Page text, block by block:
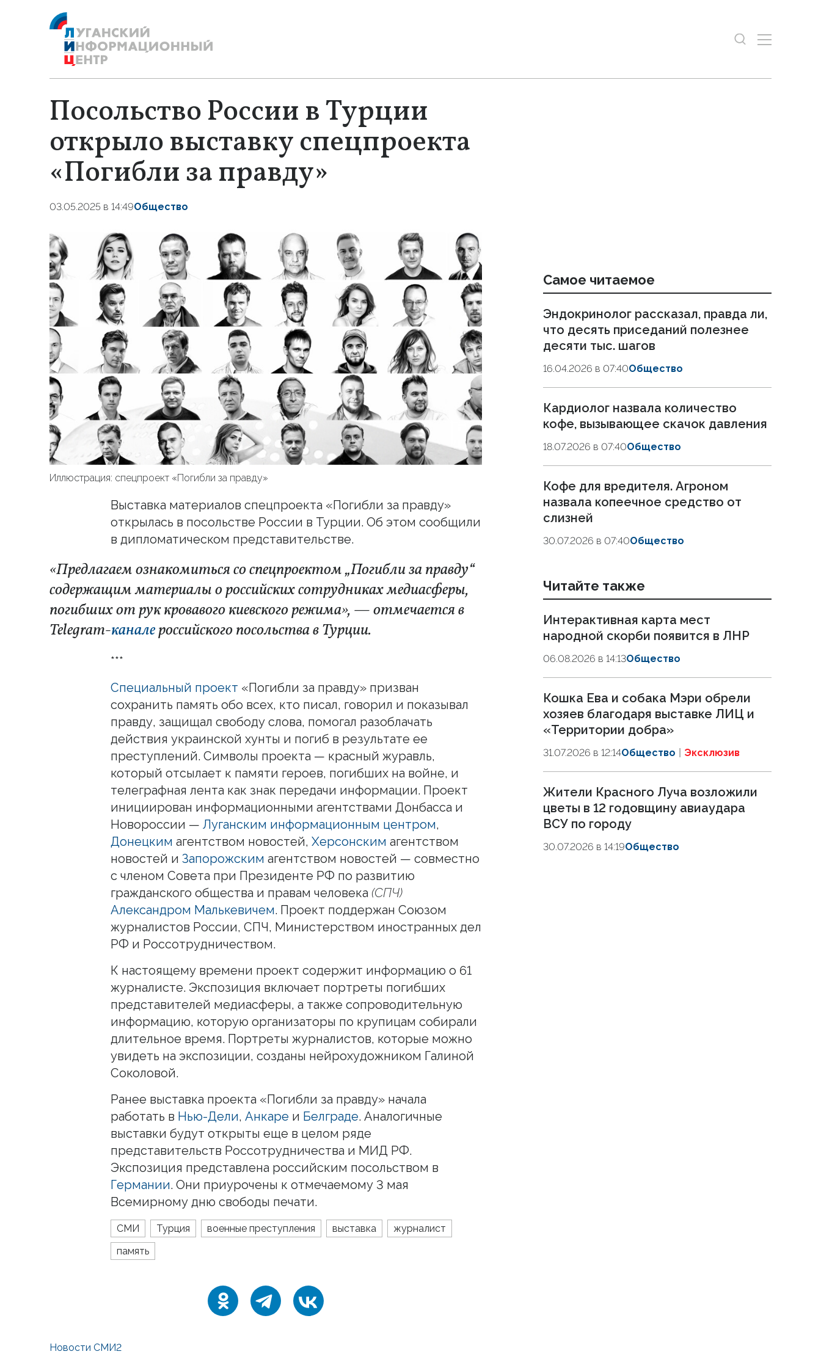
Посольство России в Турции
открыло выставку спецпроекта
«Погибли за правду»
03.05.2025 в 14:49Общество
Иллюстрация: спецпроект «Погибли за правду»
Выставка материалов спецпроекта «Погибли за правду»
открылась в посольстве России в Турции. Об этом сообщили
в дипломатическом представительстве.
«Предлагаем ознакомиться со спецпроектом „Погибли за правду“
содержащим материалы о российских сотрудниках медиасферы,
погибших от рук кровавого киевского режима», — отмечается в
Telegram-каналероссийского посольства в Турции.
***
Специальный проект «Погибли за правду» призван
сохранить память обо всех, кто писал, говорил и показывал
правду, защищал свободу слова, помогал разоблачать
действия украинской хунты и погиб в результате ее
преступлений. Символы проекта — красный журавль,
который отсылает к памяти героев, погибших на войне, и
телеграфная лента как знак передачи информации. Проект
инициирован информационными агентствами Донбасса и
Новороссии — Луганским информационным центром,
Донецким агентством новостей, Херсонским агентством
новостей и Запорожским агентством новостей — совместно
с членом Совета при Президенте РФ по развитию
гражданского общества и правам человека (СПЧ)
Александром Малькевичем. Проект поддержан Союзом
журналистов России, СПЧ, Министерством иностранных дел
РФ и Россотрудничеством.
К настоящему времени проект содержит информацию о 61
журналисте. Экспозиция включает портреты погибших
представителей медиасферы, а также сопроводительную
информацию, которую организаторы по крупицам собирали
длительное время. Портреты журналистов, которые можно
увидеть на экспозиции, созданы нейрохудожником Галиной
Соколовой.
Ранее выставка проекта «Погибли за правду» начала
работать в Нью-Дели, Анкаре и Белграде. Аналогичные
выставки будут открыты еще в целом ряде
представительств Россотрудничества и МИД РФ.
Экспозиция представлена российским посольством в
Германии. Они приурочены к отмечаемому 3 мая
Всемирному дню свободы печати.
СМИ Турция военные преступления выставка
журналист
память
Самое читаемое
Эндокринолог рассказал, правда ли,
что десять приседаний полезнее
десяти тыс. шагов
16.04.2026 в 07:40Общество
Кардиолог назвала количество
кофе, вызывающее скачок давления
18.07.2026 в 07:40Общество
Кофе для вредителя. Агроном
назвала копеечное средство от
слизней
30.07.2026 в 07:40Общество
Читайте также
Интерактивная карта мест
народной скорби появится в ЛНР
06.08.2026 в 14:13Общество
Кошка Ева и собака Мэри обрели
хозяев благодаря выставке ЛИЦ и
«Территории добра»
31.07.2026 в 12:14Общество Эксклюзив
Жители Красного Луча возложили
цветы в 12 годовщину авиаудара
ВСУ по городу
30.07.2026 в 14:19Общество
Новости СМИ2